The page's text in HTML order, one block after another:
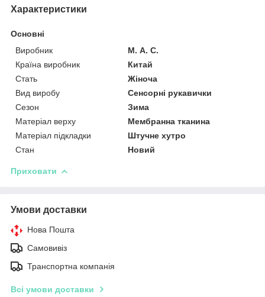
Характеристики
Основні
Виробник
М. А. С.
Країна виробник
Китай
Стать
Жіноча
Вид виробу
Сенсорні рукавички
Сезон
Зима
Матеріал верху
Мембранна тканина
Матеріал підкладки
Штучне хутро
Стан
Новий
Приховати
Умови доставки
Нова Пошта
Самовивіз
Транспортна компанія
Всі умови доставки